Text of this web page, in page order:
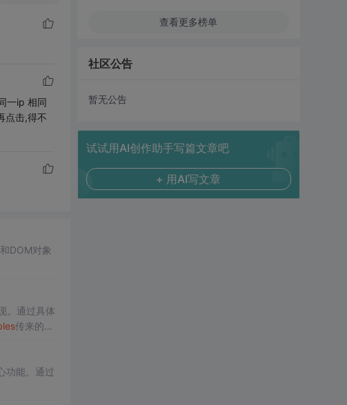
一ip 相同
点击,得不
DOM对象
。通过具体
传来的分
功能。通过
查看更多榜单
社区公告
暂无公告
试试用AI创作助手写篇文章吧
+ 用AI写文章